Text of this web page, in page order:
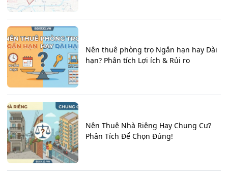
Nên thuê phòng trọ Ngắn hạn hay Dài
hạn? Phân tích Lợi ích & Rủi ro
Nên Thuê Nhà Riêng Hay Chung Cư?
Phân Tích Để Chọn Đúng!